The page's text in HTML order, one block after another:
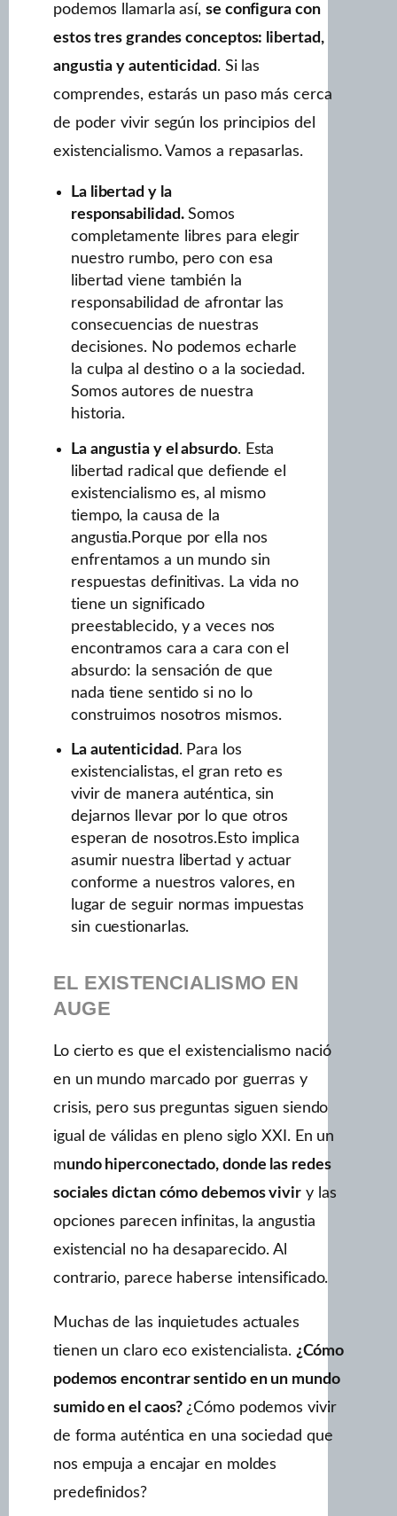
LIBERTAD, ANGUSTIA Y
AUTENTICIDAD
podemos llamarla así,se configura con
estos tres grandes conceptos: libertad,
angustia y autenticidad. Si las
comprendes, estarás un paso más cerca
de poder vivir según los principios del
existencialismo. Vamos a repasarlas.
La libertad y la
responsabilidad.Somos
completamente libres para elegir
nuestro rumbo, pero con esa
libertad viene también la
responsabilidad de afrontar las
consecuencias de nuestras
decisiones. No podemos echarle
la culpa al destino o a la sociedad.
Somos autores de nuestra
historia.
La angustia y el absurdo. Esta
libertad radical que defiende el
existencialismo es, al mismo
tiempo, la causa de la
angustia.Porque por ella nos
enfrentamos a un mundo sin
respuestas definitivas. La vida no
tiene un significado
preestablecido, y a veces nos
encontramos cara a cara con el
absurdo: la sensación de que
nada tiene sentido si no lo
construimos nosotros mismos.
La autenticidad. Para los
existencialistas, el gran reto es
vivir de manera auténtica, sin
dejarnos llevar por lo que otros
esperan de nosotros.Esto implica
asumir nuestra libertad y actuar
conforme a nuestros valores, en
lugar de seguir normas impuestas
sin cuestionarlas.
EL EXISTENCIALISMO EN
AUGE
Lo cierto es que el existencialismo nació
en un mundo marcado por guerras y
crisis, pero sus preguntas siguen siendo
igual de válidas en pleno siglo XXI. En un
mundo hiperconectado, donde las redes
sociales dictan cómo debemos viviry las
opciones parecen infinitas, la angustia
existencial no ha desaparecido. Al
contrario, parece haberse intensificado.
Muchas de las inquietudes actuales
tienen un claro eco existencialista. ¿Cómo
podemos encontrar sentido en un mundo
sumido en el caos?¿Cómo podemos vivir
de forma auténtica en una sociedad que
nos empuja a encajar en moldes
predefinidos?